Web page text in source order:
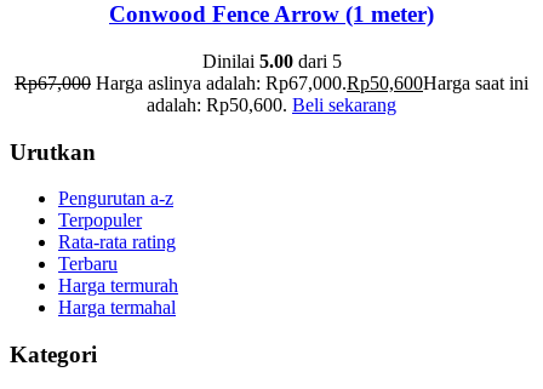
Conwood Fence Arrow (1 meter)
Dinilai 5.00dari 5
Rp67,000 Harga aslinya adalah: Rp67,000.Rp50,600Harga saat ini
adalah: Rp50,600. Beli sekarang
Urutkan
Pengurutan a-z
Terpopuler
Rata-rata rating
Terbaru
Harga termurah
Harga termahal
Kategori